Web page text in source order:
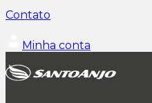
Contato
Minha conta